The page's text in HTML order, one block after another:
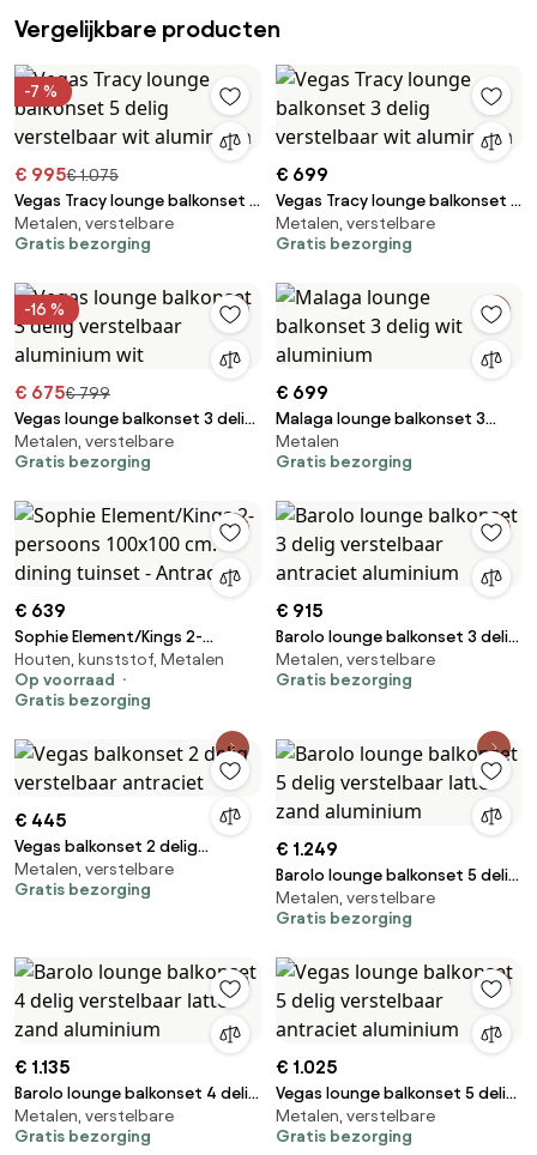
Vergelijkbare producten
-7 %
€ 995€ 1.075
Vegas Tracy lounge balkonset 5
delig verstelbaar wit aluminium
Metalen, verstelbare
Gratis bezorging
€ 699
Vegas Tracy lounge balkonset 3
delig verstelbaar wit aluminium
Metalen, verstelbare
Gratis bezorging
-16 %
€ 675€ 799
Vegas lounge balkonset 3 delig
verstelbaar aluminium wit
Metalen, verstelbare
Gratis bezorging
€ 699
Malaga lounge balkonset 3
delig wit aluminium
Metalen
Gratis bezorging
€ 639
Sophie Element/Kings 2-
persoons 100x100 cm. dining
tuinset - Antraciet
Houten, kunststof, Metalen
Op voorraad
Gratis bezorging
€ 915
Barolo lounge balkonset 3 delig
verstelbaar antraciet
aluminium
Metalen, verstelbare
Gratis bezorging
€ 445
Vegas balkonset 2 delig
verstelbaar antraciet
Metalen, verstelbare
Gratis bezorging
€ 1.249
Barolo lounge balkonset 5 delig
verstelbaar latte zand
aluminium
Metalen, verstelbare
Gratis bezorging
€ 1.135
Barolo lounge balkonset 4 delig
verstelbaar latte zand
aluminium
Metalen, verstelbare
Gratis bezorging
€ 1.025
Vegas lounge balkonset 5 delig
verstelbaar antraciet
aluminium
Metalen, verstelbare
Gratis bezorging